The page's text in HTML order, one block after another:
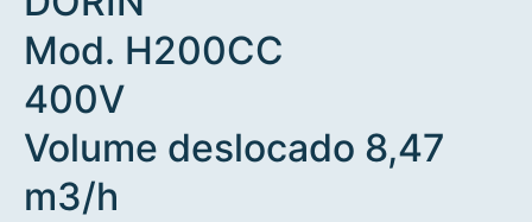
Mod. H200CC
400V
Volume deslocado 8,47
m3/h